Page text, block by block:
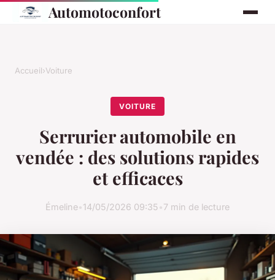
Automotoconfort
Accueil›Voiture
VOITURE
Serrurier automobile en
vendée : des solutions rapides
et efficaces
Émeline•14/05/2026 09:35•7 min de lecture